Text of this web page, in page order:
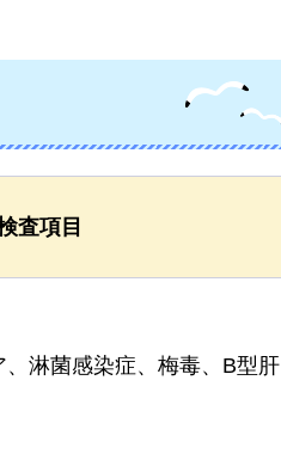
査項目
淋菌感染症、梅毒、B型肝